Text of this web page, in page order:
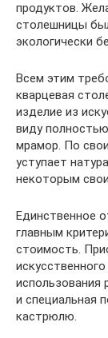
продуктов.
столешницы
экологически
Всем этим
кварцевая
изделие из
виду
мрамор. По
уступает
некоторым
Единственное
главным
стоимость.
использования
и специальная
кастрюлю.